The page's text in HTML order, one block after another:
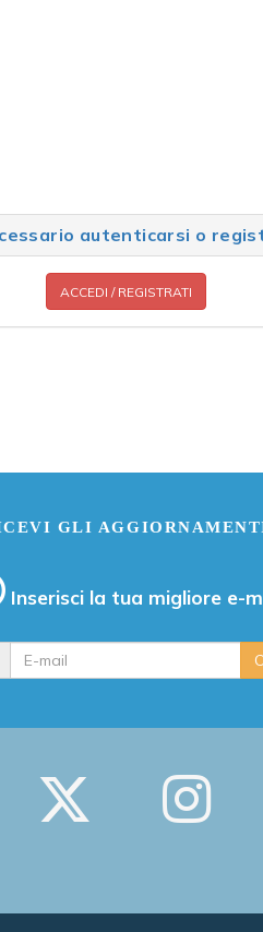
autenticarsi o
ACCEDI / REGISTRATI
GLI
Inserisci la tua migliore e-